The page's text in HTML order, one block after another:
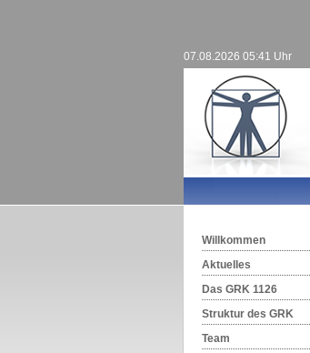
07.08.2026 05:41 Uhr
Willkommen
Aktuelles
Das GRK 1126
Struktur des GRK
Team